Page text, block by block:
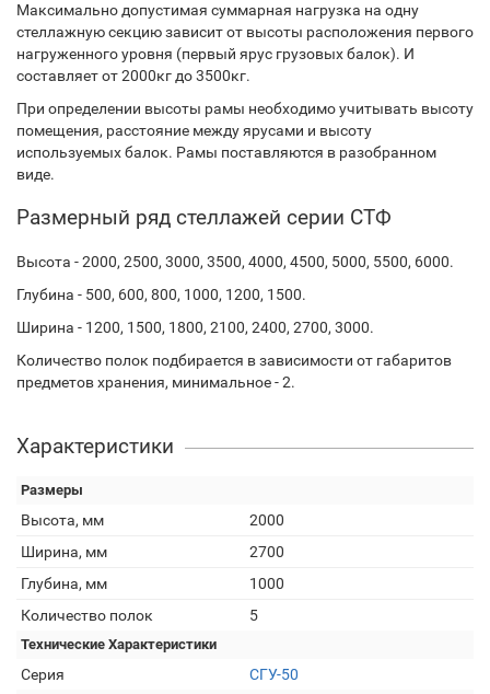
Максимально допустимая суммарная нагрузка на одну
стеллажную секцию зависит от высоты расположения первого
нагруженного уровня (первый ярус грузовых балок). И
составляет от 2000кг до 3500кг.
При определении высоты рамы необходимо учитывать высоту
помещения, расстояние между ярусами и высоту
используемых балок. Рамы поставляются в разобранном
виде.
Размерный ряд стеллажей серии СТФ
Высота - 2000, 2500, 3000, 3500, 4000, 4500, 5000, 5500, 6000.
Глубина - 500, 600, 800, 1000, 1200, 1500.
Ширина - 1200, 1500, 1800, 2100, 2400, 2700, 3000.
Количество полок подбирается в зависимости от габаритов
предметов хранения, минимальное - 2.
Характеристики
Размеры
Высота, мм
2000
Ширина, мм
2700
Глубина, мм
1000
Количество полок
5
Технические Характеристики
Серия СГУ-50